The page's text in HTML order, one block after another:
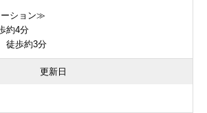
ション≫
約4分
徒歩約3分
更新日